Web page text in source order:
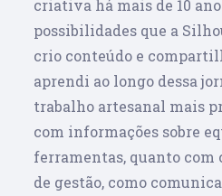
criativa há mais de 10
possibilidades que a
crio conteúdo e
aprendi ao longo dessa
trabalho artesanal mais
com informações sobre
ferramentas, quanto com
de gestão, como